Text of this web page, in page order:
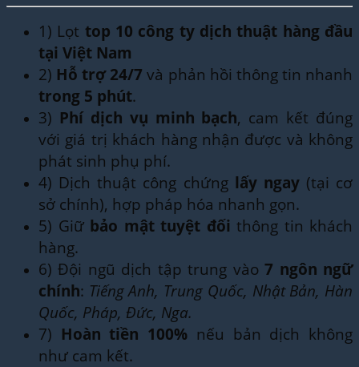
1) Lọt top 10 công ty dịch thuật hàng đầu
tại Việt Nam
2) Hỗ trợ 24/7 và phản hồi thông tin nhanh
trong 5 phút.
3) Phí dịch vụ minh bạch, cam kết đúng
với giá trị khách hàng nhận được và không
phát sinh phụ phí.
4) Dịch thuật công chứng lấy ngay(tại cơ
sở chính), hợp pháp hóa nhanh gọn.
5) Giữ bảo mật tuyệt đối thông tin khách
hàng.
6) Đội ngũ dịch tập trung vào7 ngôn ngữ
chính: Tiếng Anh, Trung Quốc, Nhật Bản, Hàn
Quốc, Pháp, Đức, Nga.
7) Hoàn tiền 100% nếu bản dịch không
như cam kết.